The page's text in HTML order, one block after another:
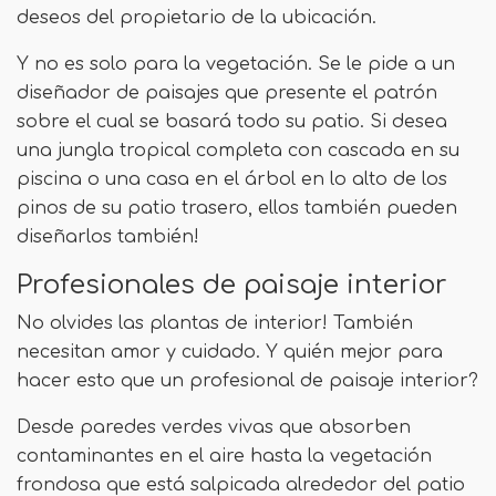
deseos del propietario de la ubicación.
Y no es solo para la vegetación. Se le pide a un
diseñador de paisajes que presente el patrón
sobre el cual se basará todo su patio. Si desea
una jungla tropical completa con cascada en su
piscina o una casa en el árbol en lo alto de los
pinos de su patio trasero, ellos también pueden
diseñarlos también!
Profesionales de paisaje interior
No olvides las plantas de interior! También
necesitan amor y cuidado. Y quién mejor para
hacer esto que un profesional de paisaje interior?
Desde paredes verdes vivas que absorben
contaminantes en el aire hasta la vegetación
frondosa que está salpicada alrededor del patio